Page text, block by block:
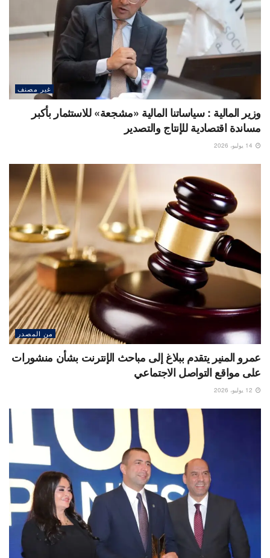
غير مصنف
وزير المالية : سياساتنا المالية «مشجعة» للاستثمار بأكبر
مساندة اقتصادية للإنتاج والتصدير
من المصدر
عمرو المنير يتقدم ببلاغ إلى مباحث الإنترنت بشأن منشورات
على مواقع التواصل الاجتماعي